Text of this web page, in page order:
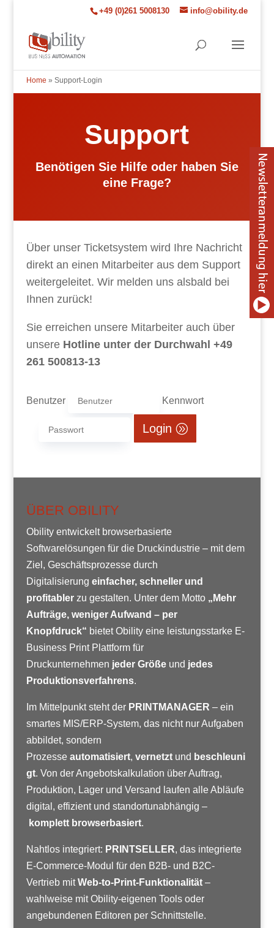
+49 (0)261 5008130 info@obility.de
Home » Support-Login
Support
Benötigen Sie Hilfe oder haben Sie
eine Frage?
Über unser Ticketsystem wird Ihre Nachricht
direkt an einen Mitarbeiter aus dem Support
weitergeleitet. Wir melden uns alsbald bei
Ihnen zurück!
Sie erreichen unsere Mitarbeiter auch über
unsere Hotline unter der Durchwahl +49
261 500813-13
Benutzer Kennwort
Login
ÜBER OBILITY
Obility entwickelt browserbasierte
Softwarelösungen für die Druckindustrie – mit dem
Ziel, Geschäftsprozesse durch
Digitalisierung einfacher, schneller und
profitablerzu gestalten. Unter dem Motto „Mehr
Aufträge, weniger Aufwand – per
Knopfdruck“ bietet Obility eine leistungsstarke E-
Business Print Plattform für
Druckunternehmen jeder Größe und jedes
Produktionsverfahrens.
Im Mittelpunkt steht der PRINTMANAGER – ein
smartes MIS/ERP-System, das nicht nur Aufgaben
abbildet, sondern
Prozesse automatisiert, vernetztund beschleuni
gt. Von der Angebotskalkulation über Auftrag,
Produktion, Lager und Versand laufen alle Abläufe
digital, effizient und standortunabhängig –
komplett browserbasiert.
Nahtlos integriert: PRINTSELLER, das integrierte
E-Commerce-Modul für den B2B- und B2C-
Vertrieb mitWeb-to-Print-Funktionalität–
wahlweise mit Obility-eigenen Tools oder
angebundenen Editoren per Schnittstelle.